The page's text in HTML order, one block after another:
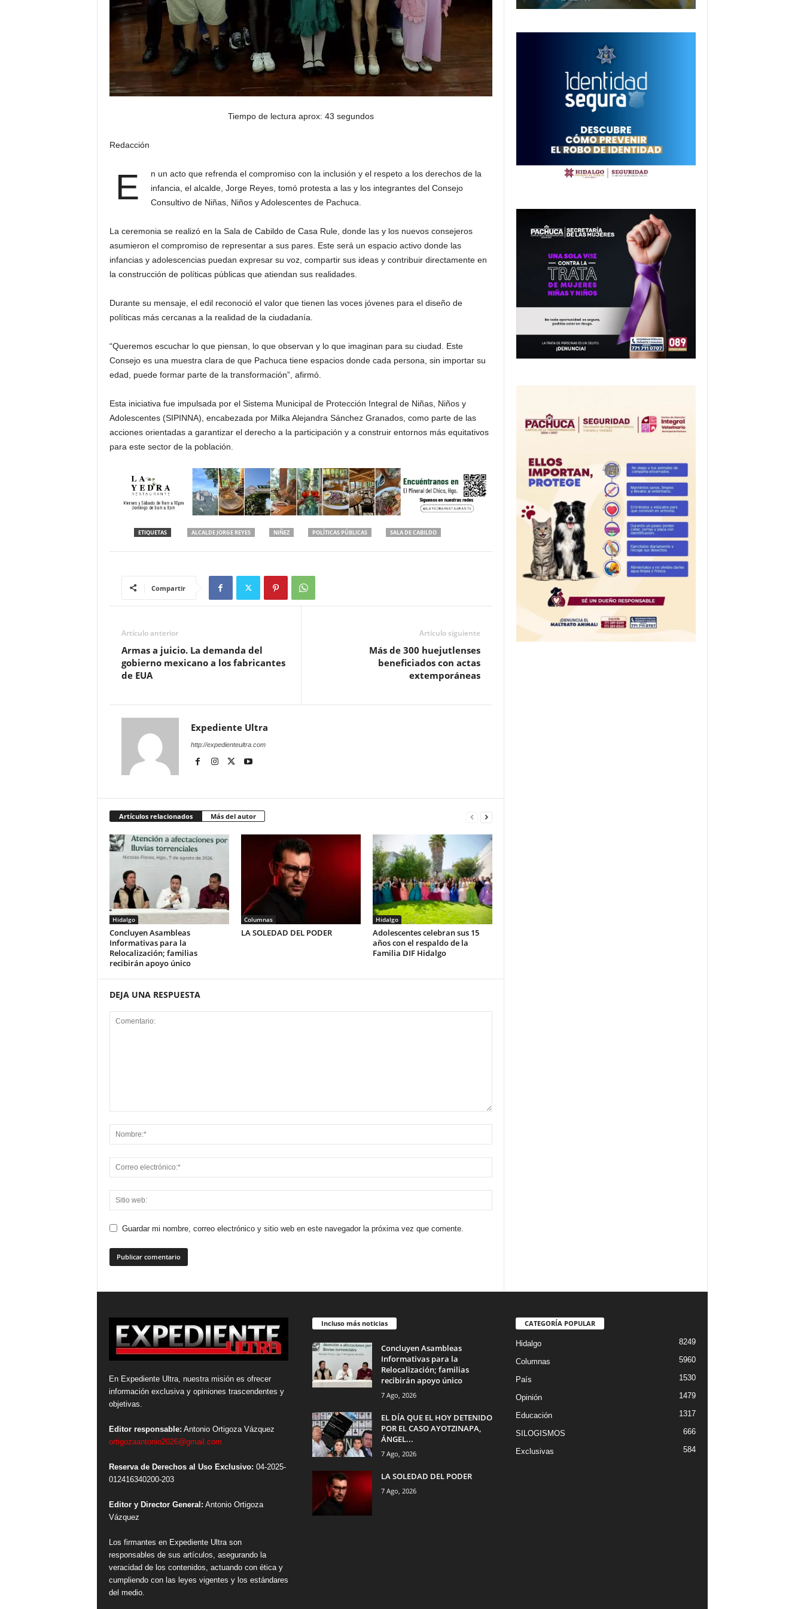
Tiempo de lectura aprox: 43 segundos
Redacción
E
n un acto que refrenda el compromiso con la inclusión y el respeto a los derechos de la
infancia, el alcalde, Jorge Reyes, tomó protesta a las y los integrantes del Consejo
Consultivo de Niñas, Niños y Adolescentes de Pachuca.
La ceremonia se realizó en la Sala de Cabildo de Casa Rule, donde las y los nuevos consejeros
asumieron el compromiso de representar a sus pares. Este será un espacio activo donde las
infancias y adolescencias puedan expresar su voz, compartir sus ideas y contribuir directamente en
la construcción de políticas públicas que atiendan sus realidades.
Durante su mensaje, el edil reconoció el valor que tienen las voces jóvenes para el diseño de
políticas más cercanas a la realidad de la ciudadanía.
“Queremos escuchar lo que piensan, lo que observan y lo que imaginan para su ciudad. Este
Consejo es una muestra clara de que Pachuca tiene espacios donde cada persona, sin importar su
edad, puede formar parte de la transformación”, afirmó.
Esta iniciativa fue impulsada por el Sistema Municipal de Protección Integral de Niñas, Niños y
Adolescentes (SIPINNA), encabezada por Milka Alejandra Sánchez Granados, como parte de las
acciones orientadas a garantizar el derecho a la participación y a construir entornos más equitativos
para este sector de la población.
ETIQUETAS ALCALDE JORGE REYES NIÑEZ POLÍTICAS PÚBLICAS SALA DE CABILDO
Compartir
Artículo anterior
Armas a juicio. La demanda del
gobierno mexicano a los fabricantes
de EUA
Artículo siguiente
Más de 300 huejutlenses
beneficiados con actas
extemporáneas
Expediente Ultra
http://expedienteultra.com
Artículos relacionados Más del autor
Hidalgo
Concluyen Asambleas
Informativas para la
Relocalización; familias
recibirán apoyo único
Columnas
LA SOLEDAD DEL PODER
Hidalgo
Adolescentes celebran sus 15
años con el respaldo de la
Familia DIF Hidalgo
DEJA UNA RESPUESTA
Guardar mi nombre, correo electrónico y sitio web en este navegador la próxima vez que comente.
En Expediente Ultra, nuestra misión es ofrecer
información exclusiva y opiniones trascendentes y
objetivas.
Editor responsable: Antonio Ortigoza Vázquez
ortigozaantonio2026@gmail.com
Reserva de Derechos al Uso Exclusivo: 04-2025-
012416340200-203
Editor y Director General: Antonio Ortigoza
Vázquez
Los firmantes en Expediente Ultra son
responsables de sus artículos, asegurando la
veracidad de los contenidos, actuando con ética y
cumpliendo con las leyes vigentes y los estándares
del medio.
Incluso más noticias
Concluyen Asambleas
Informativas para la
Relocalización; familias
recibirán apoyo único
7 Ago, 2026
EL DÍA QUE EL HOY DETENIDO
POR EL CASO AYOTZINAPA,
ÁNGEL...
7 Ago, 2026
LA SOLEDAD DEL PODER
7 Ago, 2026
CATEGORÍA POPULAR
Hidalgo 8249
Columnas 5960
País 1530
Opinión 1479
Educación 1317
SILOGISMOS 666
Exclusivas 584